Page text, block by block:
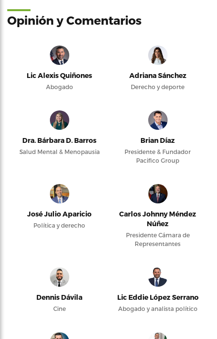
Opinión y Comentarios
Lic Alexis Quiñones
Abogado
Adriana Sánchez
Derecho y deporte
Dra. Bárbara D. Barros
Salud Mental & Menopausia
Brian Díaz
Presidente & Fundador
Pacifico Group
José Julio Aparicio
Política y derecho
Carlos Johnny Méndez
Núñez
Presidente Cámara de
Representantes
Dennis Dávila
Cine
Lic Eddie López Serrano
Abogado y analista político